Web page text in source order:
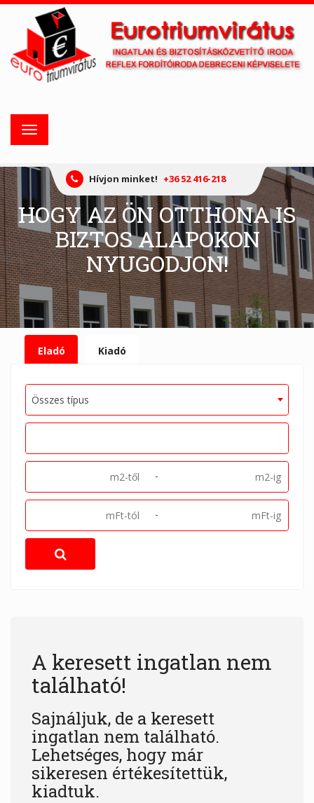
Toggle
navigation
Hívjon minket! +36 52 416-218
HOGY AZ ÖN OTTHONA IS
BIZTOS ALAPOKON
NYUGODJON!
Eladó Kiadó
Összes típus
-
-
A keresett ingatlan nem
található!
Sajnáljuk, de a keresett
ingatlan nem található.
Lehetséges, hogy már
sikeresen értékesítettük,
kiadtuk.